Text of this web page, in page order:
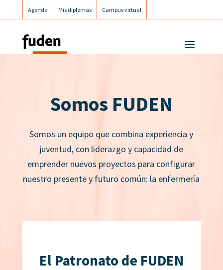
Agenda Mis diplomas Campus virtual
Somos FUDEN
Somos un equipo que combina experiencia y
juventud, con liderazgo y capacidad de
emprender nuevos proyectos para configurar
nuestro presente y futuro común: la enfermería
El Patronato de FUDEN